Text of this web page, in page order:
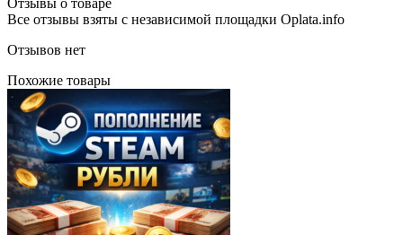
Отзывы о товаре
Все отзывы взяты с независимой площадки Oplata.info
Отзывов нет
Похожие товары